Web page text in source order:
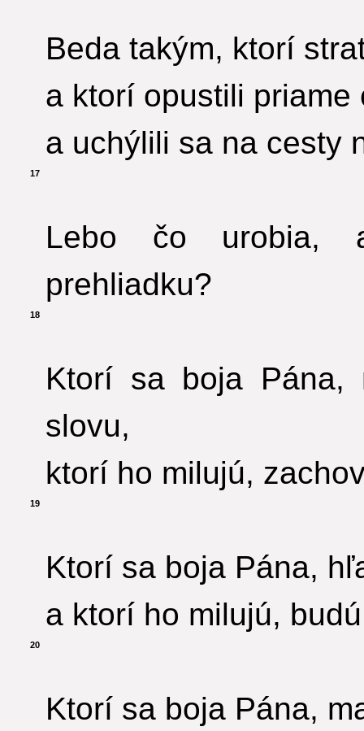
Beda takým, ktorí
a ktorí opustili priame
a uchýlili sa na cesty
17
Lebo čo urobia,
prehliadku?
18
Ktorí sa boja Pána,
slovu,
ktorí ho milujú,
19
Ktorí sa boja Pána,
a ktorí ho milujú,
20
Ktorí sa boja Pána,